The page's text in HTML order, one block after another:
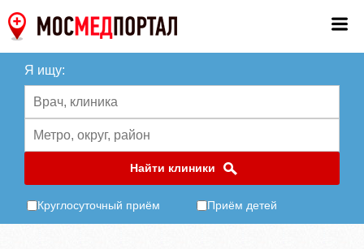
Я ищу:
Найти клиники
Круглосуточный приём Приём детей